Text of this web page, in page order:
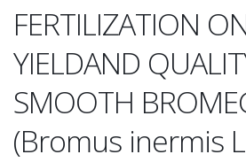
FERTILIZATION
YIELDAND
SMOOTH
(Bromus inermis